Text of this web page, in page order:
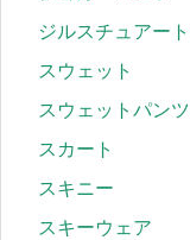
ジルスチュアート
スウェット
スウェットパンツ
スカート
スキニー
スキーウェア